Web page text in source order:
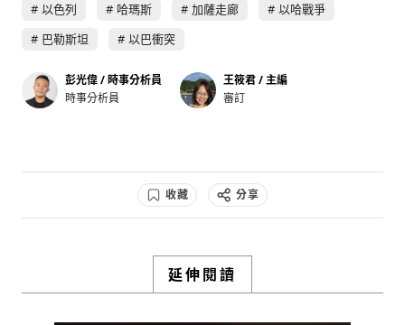
以色列 哈瑪斯 加薩走廊
以哈戰爭
巴勒斯坦
以巴衝突
彭光偉 / 時事分析員
時事分析員
王筱君 / 主編
審訂
收藏 分享
延伸閱讀